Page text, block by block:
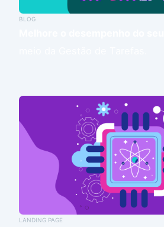
BLOG
LANDING PAGE